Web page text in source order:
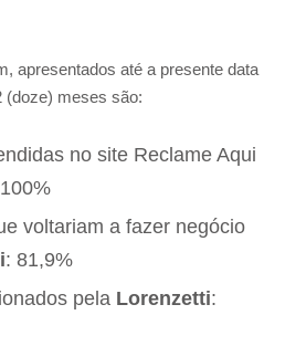
apresentados até a presente data
(doze) meses são:
no site Reclame Aqui
voltariam a fazer negócio
: 81,9%
pela Lorenzetti: